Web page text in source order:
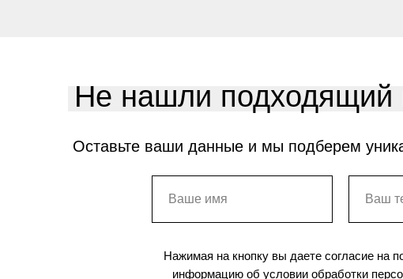
Не нашли подходящий
Оставьте ваши данные и мы подберем
Нажимая на кнопку вы даете согласие на
информацию об условии обработки